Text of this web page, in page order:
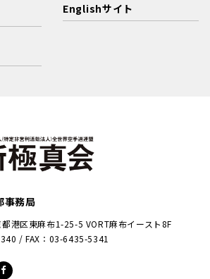
Englishサイト
事務局
港区東麻布1-25-5 VORT麻布イースト8F
/ FAX：03-6435-5341